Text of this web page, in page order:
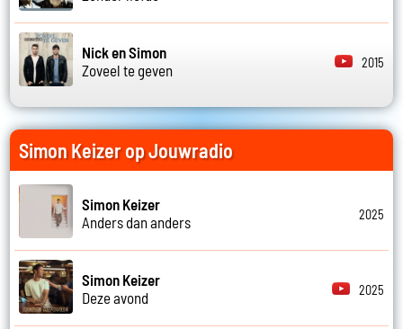
Nick en Simon
Zoveel te geven
2015
Simon Keizer op Jouwradio
Simon Keizer
Anders dan anders
2025
Simon Keizer
Deze avond
2025